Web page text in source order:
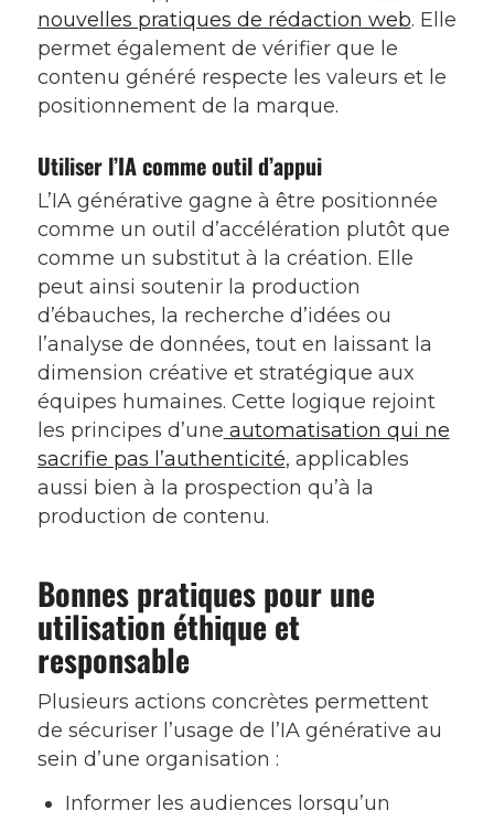
nouvelles pratiques de rédaction web. Elle
permet également de vérifier que le
contenu généré respecte les valeurs et le
positionnement de la marque.
Utiliser l’IA comme outil d’appui
L’IA générative gagne à être positionnée
comme un outil d’accélération plutôt que
comme un substitut à la création. Elle
peut ainsi soutenir la production
d’ébauches, la recherche d’idées ou
l’analyse de données, tout en laissant la
dimension créative et stratégique aux
équipes humaines. Cette logique rejoint
les principes d’une automatisation qui ne
sacrifie pas l’authenticité, applicables
aussi bien à la prospection qu’à la
production de contenu.
Bonnes pratiques pour une
utilisation éthique et
responsable
Plusieurs actions concrètes permettent
de sécuriser l’usage de l’IA générative au
sein d’une organisation :
Informer les audiences lorsqu’un